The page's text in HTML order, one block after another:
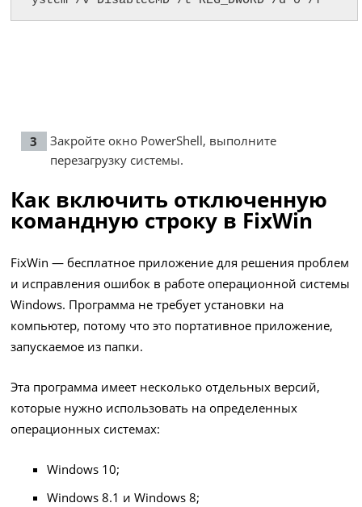
Закройте окно PowerShell, выполните
перезагрузку системы.
Как включить отключенную
командную строку в FixWin
FixWin — бесплатное приложение для решения проблем
и исправления ошибок в работе операционной системы
Windows. Программа не требует установки на
компьютер, потому что это портативное приложение,
запускаемое из папки.
Эта программа имеет несколько отдельных версий,
которые нужно использовать на определенных
операционных системах:
Windows 10;
Windows 8.1 и Windows 8;